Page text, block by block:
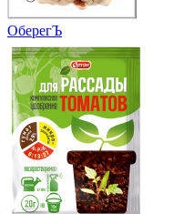
ОберегЪ